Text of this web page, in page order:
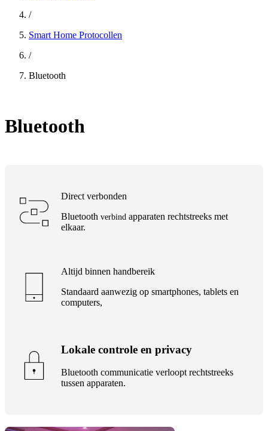
/
Smart Home Protocollen
/
Bluetooth
Bluetooth
Direct verbonden
Bluetooth verbind apparaten rechtstreeks met
elkaar.
Altijd binnen handbereik
Standaard aanwezig op smartphones, tablets en
computers,
Lokale controle en privacy
Bluetooth communicatie verloopt rechtstreeks
tussen apparaten.